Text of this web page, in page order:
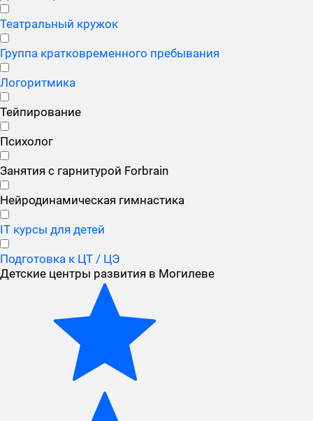
Театральный кружок
Группа кратковременного пребывания
Логоритмика
Тейпирование
Психолог
Занятия с гарнитурой Forbrain
Нейродинамическая гимнастика
IT курсы для детей
Подготовка к ЦТ / ЦЭ
Детские центры развития в Могилеве